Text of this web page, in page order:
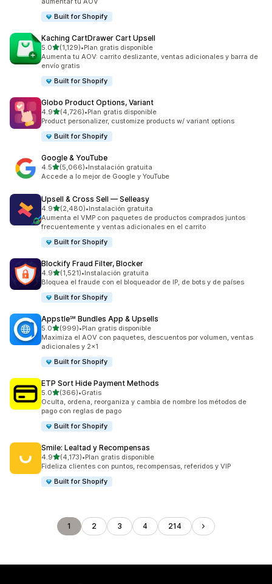
Built for Shopify
Kaching CartDrawer Cart Upsell
5.0de 5 estrellas
(1,129)
1129 reseñas en total
•Plan gratis disponible
Aumenta tu AOV: carrito deslizante, ventas adicionales y barra de
envío gratis
Built for Shopify
Globo Product Options, Variant
4.9de 5 estrellas
(4,726)
4726 reseñas en total
•Plan gratis disponible
Product personalizer, customize products w/ variant options
Built for Shopify
Google & YouTube
4.5de 5 estrellas
(5,066)
5066 reseñas en total
•Instalación gratuita
Accede a lo mejor de Google y YouTube
Upsell & Cross Sell — Selleasy
4.9de 5 estrellas
(2,480)
2480 reseñas en total
•Instalación gratuita
Aumenta el VMP con paquetes de productos comprados juntos
frecuentemente y ventas adicionales en el carrito
Built for Shopify
Blockify Fraud Filter, Blocker
4.9de 5 estrellas
(1,521)
1521 reseñas en total
•Instalación gratuita
Bloquea el fraude con el bloqueador de IP, de bots y de países
Built for Shopify
Appstle℠ Bundles App & Upsells
5.0de 5 estrellas
(999)
999 reseñas en total
•Plan gratis disponible
Maximiza el AOV con paquetes, descuentos por volumen, ventas
adicionales y 2x1
Built for Shopify
ETP Sort Hide Payment Methods
5.0de 5 estrellas
(366)
366 reseñas en total
•Gratis
Oculta, ordena, reorganiza y cambia de nombre los métodos de
pago con reglas de pago
Built for Shopify
Smile: Lealtad y Recompensas
4.9de 5 estrellas
(4,173)
4173 reseñas en total
•Plan gratis disponible
Fideliza clientes con puntos, recompensas, referidos y VIP
Built for Shopify
1 2 3 4 214